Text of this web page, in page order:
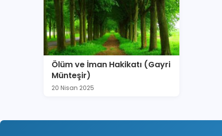
Ölüm ve İman Hakikatı (Gayri
Münteşir)
20 Nisan 2025